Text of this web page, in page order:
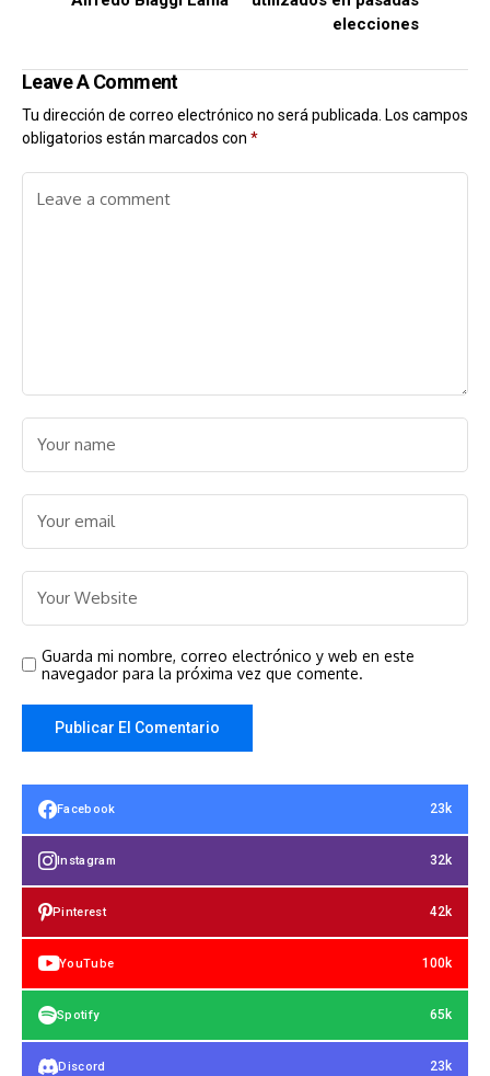
elecciones
Leave A Comment
Tu dirección de correo electrónico no será publicada. Los campos
obligatorios están marcados con *
Guarda mi nombre, correo electrónico y web en este
navegador para la próxima vez que comente.
Facebook 23k
Instagram 32k
Pinterest 42k
YouTube 100k
Spotify 65k
Discord 23k